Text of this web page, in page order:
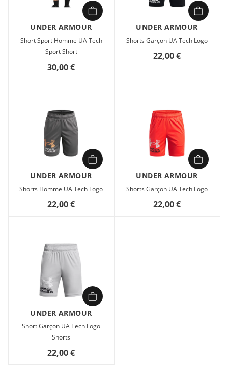
UNDER ARMOUR
Short Sport Homme UA Tech
Sport Short
30,00 €
UNDER ARMOUR
Shorts Garçon UA Tech Logo
22,00 €
UNDER ARMOUR
Shorts Homme UA Tech Logo
22,00 €
UNDER ARMOUR
Shorts Garçon UA Tech Logo
22,00 €
UNDER ARMOUR
Short Garçon UA Tech Logo
Shorts
22,00 €